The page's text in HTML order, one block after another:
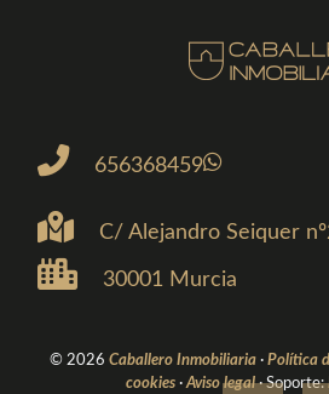
656368459
C/ Alejandro Seiquer
30001 Murcia
© 2026 Caballero Inmobiliaria · Política
cookies ·Aviso legal· Soporte: